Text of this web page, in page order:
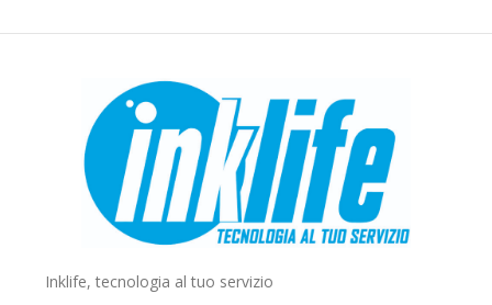
Inklife, tecnologia al tuo servizio